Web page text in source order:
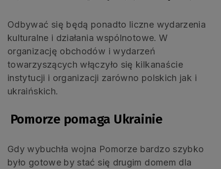
Odbywać się będą ponadto liczne wydarzenia
kulturalne i działania wspólnotowe. W
organizację obchodów i wydarzeń
towarzyszących włączyło się kilkanaście
instytucji i organizacji zarówno polskich jak i
ukraińskich.
Pomorze pomaga Ukrainie
Gdy wybuchła wojna Pomorze bardzo szybko
było gotowe by stać się drugim domem dla